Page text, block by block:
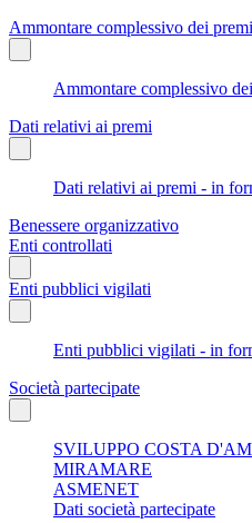
Ammontare complessivo dei premi
Ammontare complessivo
Dati relativi ai premi
Dati relativi ai premi - in
Benessere organizzativo
Enti controllati
Enti pubblici vigilati
Enti pubblici vigilati - in
Società partecipate
SVILUPPO COSTA
MIRAMARE
ASMENET
Dati società partecipate